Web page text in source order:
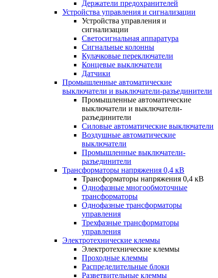
Держатели предохранителей
Устройства управления и сигнализации
Устройства управления и
сигнализации
Светосигнальная аппаратура
Сигнальные колонны
Кулачковые переключатели
Концевые выключатели
Датчики
Промышленные автоматические
выключатели и выключатели-разъединители
Промышленные автоматические
выключатели и выключатели-
разъединители
Силовые автоматические выключатели
Воздушные автоматические
выключатели
Промышленные выключатели-
разъединители
Трансформаторы напряжения 0,4 кВ
Трансформаторы напряжения 0,4 кВ
Однофазные многообмоточные
трансформаторы
Однофазные трансформаторы
управления
Трехфазные трансформаторы
управления
Электротехнические клеммы
Электротехнические клеммы
Проходные клеммы
Распределительные блоки
Разветвительные клеммы